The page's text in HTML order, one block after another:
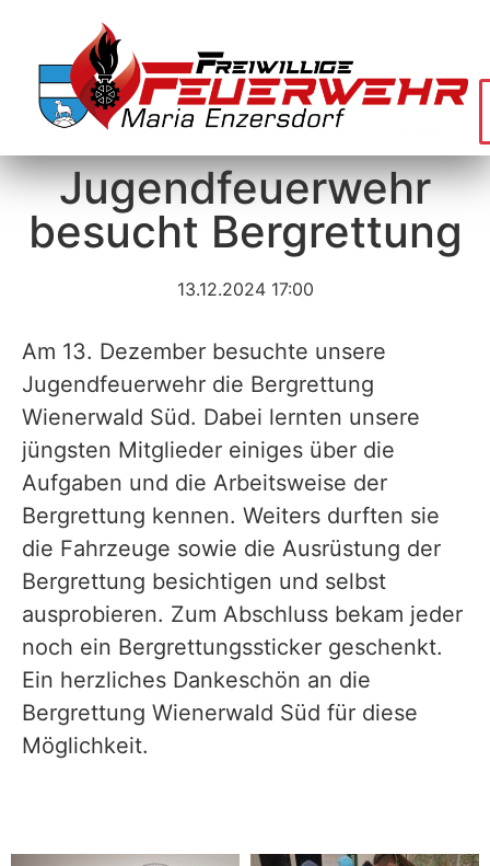
Jugendfeuerwehr
besucht Bergrettung
13.12.2024 17:00
Am 13. Dezember besuchte unsere
Jugendfeuerwehr die Bergrettung
Wienerwald Süd. Dabei lernten unsere
jüngsten Mitglieder einiges über die
Aufgaben und die Arbeitsweise der
Bergrettung kennen. Weiters durften sie
die Fahrzeuge sowie die Ausrüstung der
Bergrettung besichtigen und selbst
ausprobieren. Zum Abschluss bekam jeder
noch ein Bergrettungssticker geschenkt.
Ein herzliches Dankeschön an die
Bergrettung Wienerwald Süd für diese
Möglichkeit.